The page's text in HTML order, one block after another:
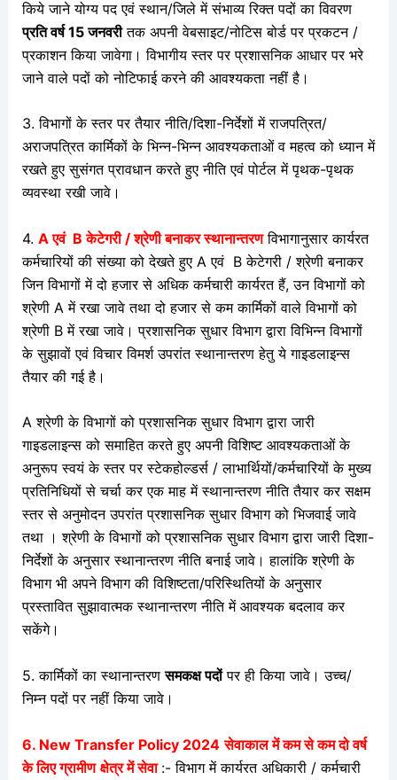
किये जाने योग्य पद एवं स्थान/जिले में संभाव्य रिक्त पदों का विवरण
प्रति वर्ष 15 जनवरीतक अपनी वेबसाइट/नोटिस बोर्ड पर प्रकटन /
प्रकाशन किया जावेगा। विभागीय स्तर पर प्रशासनिक आधार पर भरे
जाने वाले पदों को नोटिफाई करने की आवश्यकता नहीं है।
3. विभागों के स्तर पर तैयार नीति/दिशा-निर्देशों में राजपत्रित/
अराजपत्रित कार्मिकों के भिन्न-भिन्न आवश्यकताओं व महत्व को ध्यान में
रखते हुए सुसंगत प्रावधान करते हुए नीति एवं पोर्टल में पृथक-पृथक
व्यवस्था रखी जावे।
4. A एवं B केटेगरी / श्रेणी बनाकर स्थानान्तरणविभागानुसार कार्यरत
कर्मचारियों की संख्या को देखते हुए A एवं B केटेगरी / श्रेणी बनाकर
जिन विभागों में दो हजार से अधिक कर्मचारी कार्यरत हैं, उन विभागों को
श्रेणी A में रखा जावे तथा दो हजार से कम कार्मिकों वाले विभागों को
श्रेणी B में रखा जावे। प्रशासनिक सुधार विभाग द्वारा विभिन्न विभागों
के सुझावों एवं विचार विमर्श उपरांत स्थानान्तरण हेतु ये गाइडलाइन्स
तैयार की गई है।
A श्रेणी के विभागों को प्रशासनिक सुधार विभाग द्वारा जारी
गाइडलाइन्स को समाहित करते हुए अपनी विशिष्ट आवश्यकताओं के
अनुरूप स्वयं के स्तर पर स्टेकहोल्डर्स / लाभार्थियों/कर्मचारियों के मुख्य
प्रतिनिधियों से चर्चा कर एक माह में स्थानान्तरण नीति तैयार कर सक्षम
स्तर से अनुमोदन उपरांत प्रशासनिक सुधार विभाग को भिजवाई जावे
तथा । श्रेणी के विभागों को प्रशासनिक सुधार विभाग द्वारा जारी दिशा-
निर्देशों के अनुसार स्थानान्तरण नीति बनाई जावे। हालांकि श्रेणी के
विभाग भी अपने विभाग की विशिष्टता/परिस्थितियों के अनुसार
प्रस्तावित सुझावात्मक स्थानान्तरण नीति में आवश्यक बदलाव कर
सकेंगे।
5. कार्मिकों का स्थानान्तरणसमकक्ष पदोंपर ही किया जावे। उच्च/
निम्न पदों पर नहीं किया जावे।
6. New Transfer Policy 2024 सेवाकाल में कम से कम दो वर्ष
के लिए ग्रामीण क्षेत्र में सेवा :- विभाग में कार्यरत अधिकारी / कर्मचारी